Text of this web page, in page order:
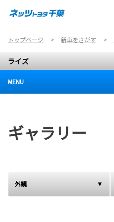
トップページ 新車をさがす
ライズ
MENU
ギャラリー
外観